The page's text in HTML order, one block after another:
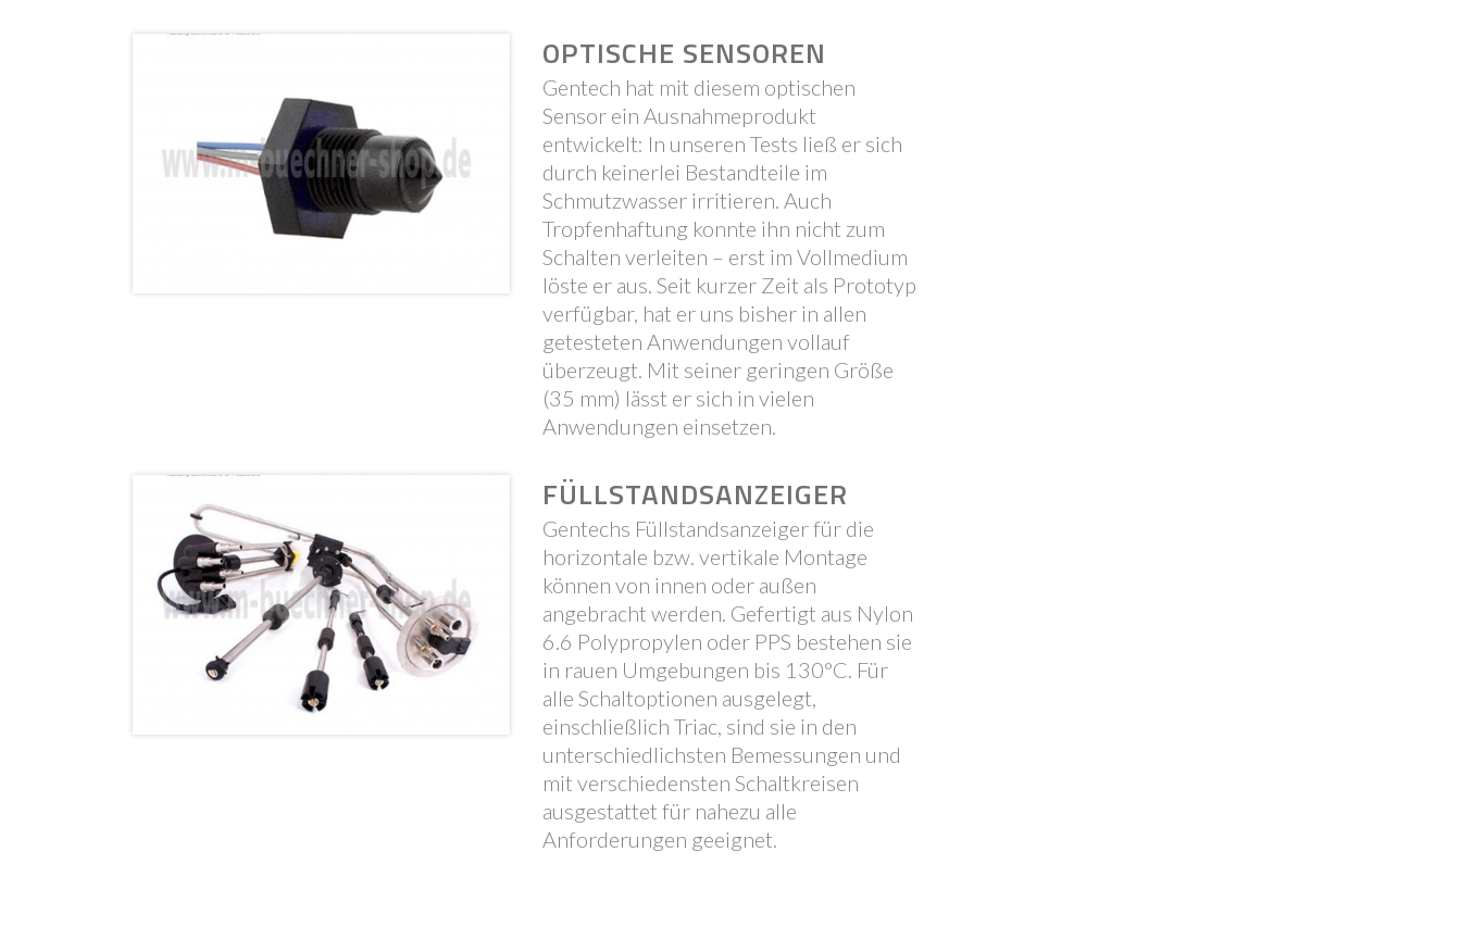
OPTISCHE SENSOREN
Gentech hat mit diesem optischen
Sensor ein Ausnahmeprodukt
entwickelt: In unseren Tests ließ er sich
durch keinerlei Bestandteile im
Schmutzwasser irritieren. Auch
Tropfenhaftung konnte ihn nicht zum
Schalten verleiten – erst im Vollmedium
löste er aus. Seit kurzer Zeit als Prototyp
verfügbar, hat er uns bisher in allen
getesteten Anwendungen vollauf
überzeugt. Mit seiner geringen Größe
(35 mm) lässt er sich in vielen
Anwendungen einsetzen.
FÜLLSTANDSANZEIGER
Gentechs Füllstandsanzeiger für die
horizontale bzw. vertikale Montage
können von innen oder außen
angebracht werden. Gefertigt aus Nylon
6.6 Polypropylen oder PPS bestehen sie
in rauen Umgebungen bis 130°C. Für
alle Schaltoptionen ausgelegt,
einschließlich Triac, sind sie in den
unterschiedlichsten Bemessungen und
mit verschiedensten Schaltkreisen
ausgestattet für nahezu alle
Anforderungen geeignet.